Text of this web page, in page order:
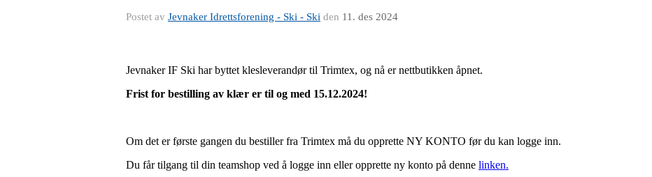
Postet av Jevnaker Idrettsforening - Ski - Ski den 11. des 2024
Jevnaker IF Ski har byttet klesleverandør til Trimtex, og nå er nettbutikken åpnet.
Frist for bestilling av klær er til og med 15.12.2024!
Om det er første gangen du bestiller fra Trimtex må du opprette NY KONTO før du kan logge inn.
Du får tilgang til din teamshop ved å logge inn eller opprette ny konto på denne linken.